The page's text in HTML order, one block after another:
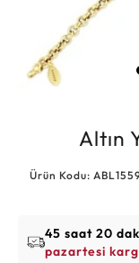
Altın
Ürün Kodu:
45 saat 20
pazartesi